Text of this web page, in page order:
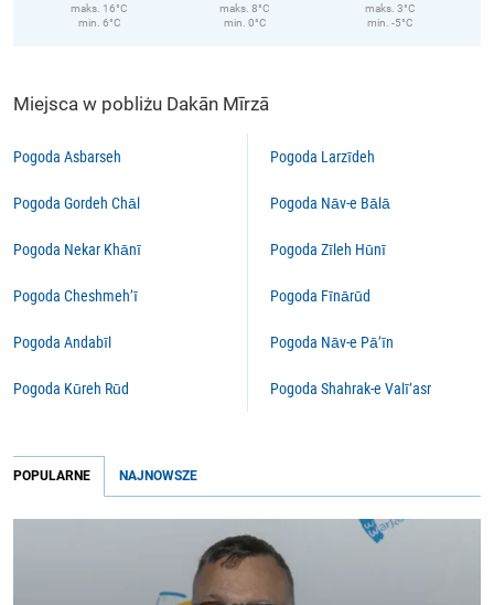
maks. 16°C
min. 6°C
maks. 8°C
min. 0°C
maks. 3°C
min. -5°C
Miejsca w pobliżu Dakān Mīrzā
Pogoda Asbarseh
Pogoda Gordeh Chāl
Pogoda Nekar Khānī
Pogoda Cheshmeh’ī
Pogoda Andabīl
Pogoda Kūreh Rūd
Pogoda Larzīdeh
Pogoda Nāv-e Bālā
Pogoda Zīleh Hūnī
Pogoda Fīnārūd
Pogoda Nāv-e Pā’īn
Pogoda Shahrak-e Valī‘asr
POPULARNE NAJNOWSZE